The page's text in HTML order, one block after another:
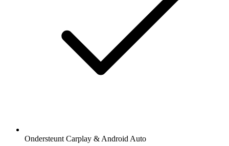
Ondersteunt Carplay & Android Auto